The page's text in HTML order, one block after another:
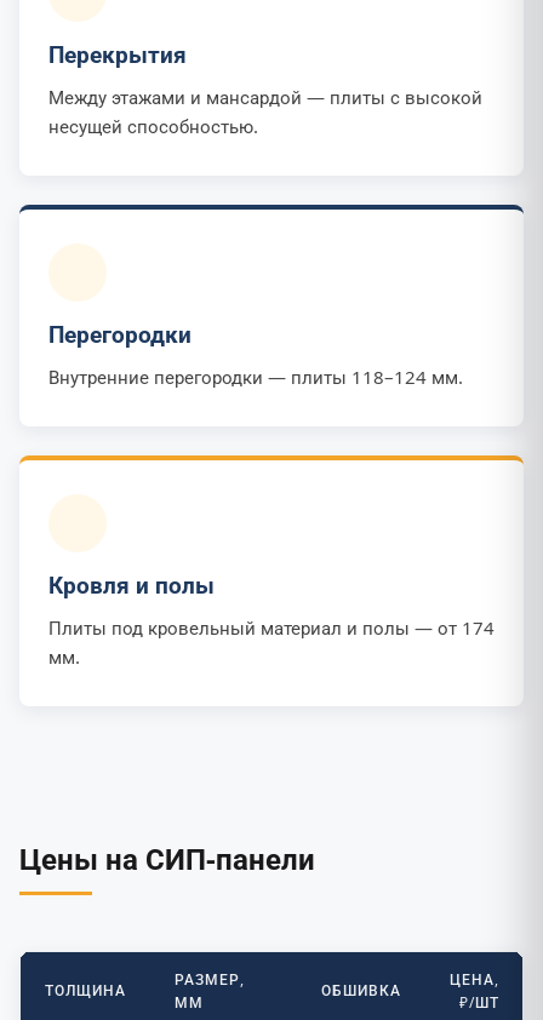
Перекрытия
Между этажами и мансардой — плиты с высокой
несущей способностью.
Перегородки
Внутренние перегородки — плиты 118–124 мм.
Кровля и полы
Плиты под кровельный материал и полы — от 174
мм.
Цены на СИП-панели
ТОЛЩИНА
РАЗМЕР,
ММ
ОБШИВКА
ЦЕНА,
₽/ШТ